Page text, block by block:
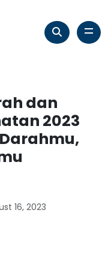
dan
2023
16, 2023